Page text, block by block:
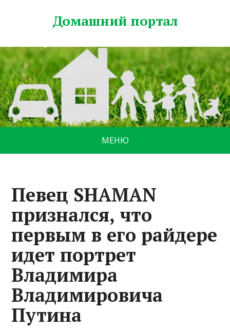
Домашний портал
МЕНЮ
Певец SHAMAN
признался, что
первым в его райдере
идет портрет
Владимира
Владимировича
Путина